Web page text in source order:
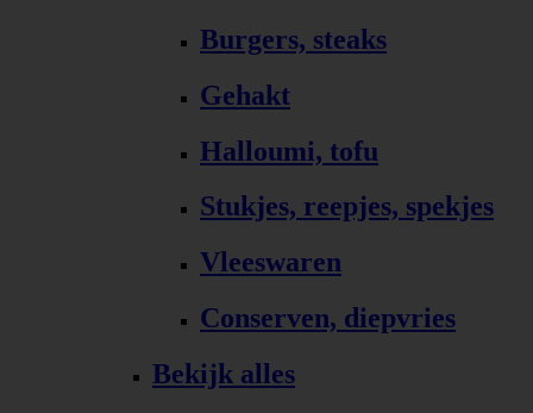
Burgers, steaks
Gehakt
Halloumi, tofu
Stukjes, reepjes, spekjes
Vleeswaren
Conserven, diepvries
Bekijk alles